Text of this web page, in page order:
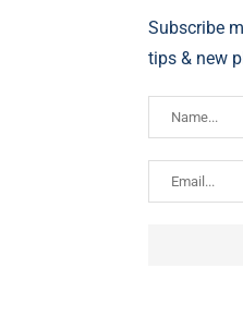
Subscribe
tips & new